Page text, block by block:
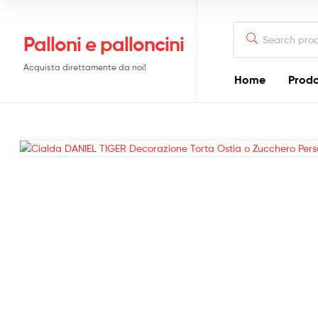
Palloni e palloncini
Acquista direttamente da noi!
for:
Home